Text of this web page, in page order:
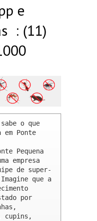
e
: (11)
o que
em Ponte
Pequena
empresa
de super-
que a
por
cupins,